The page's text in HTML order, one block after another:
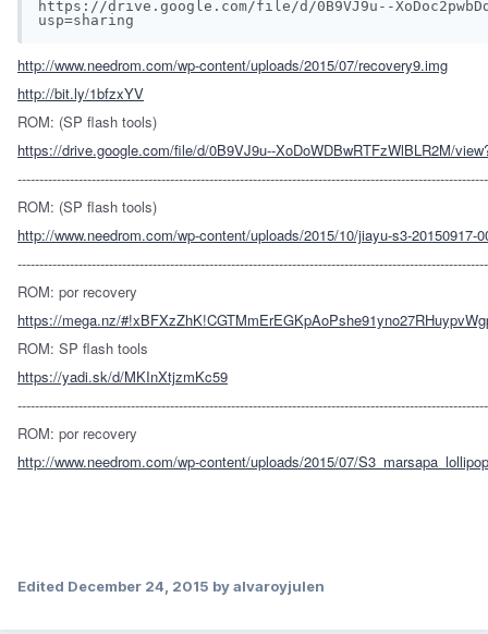
https://drive.google.com/file/d/0B9VJ9u--
usp=sharing
http://www.needrom.com/wp-content/uploads/2015/07/recovery9.img
http://bit.ly/1bfzxYV
ROM: (SP flash tools)
https://drive.google.com/file/d/0B9VJ9u--XoDoWDBwRTFzWlBLR2M/
ROM: (SP flash tools)
http://www.needrom.com/wp-content/uploads/2015/10/jiayu-s3-20150917-
ROM: por recovery
https://mega.nz/
ROM: SP flash tools
https://yadi.sk/d/MKInXtjzmKc59
ROM: por recovery
http://www.needrom.com/wp-content/uploads/2015/07/
Edited December 24, 2015 by alvaroyjulen